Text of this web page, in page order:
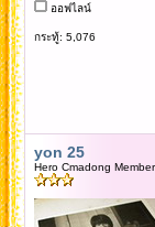
ออฟไลน์
กระทู้: 5,076
yon 25
Hero Cmadong Member